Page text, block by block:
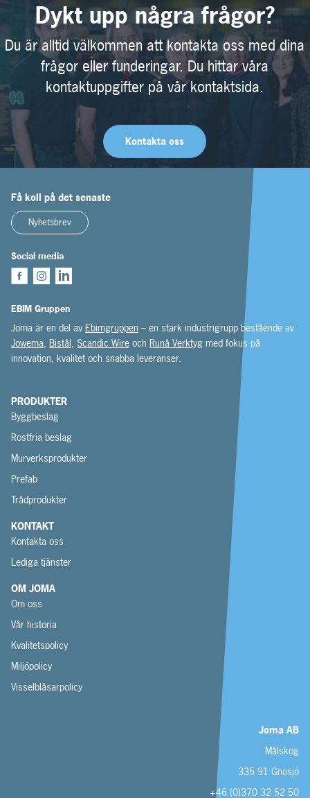
Dykt upp några frågor?
Du är alltid välkommen att kontakta oss med dina
frågor eller funderingar. Du hittar våra
kontaktuppgifter på vår kontaktsida.
Kontakta oss
Få koll på det senaste
Nyhetsbrev
Social media
EBIM Gruppen
Joma är en del av Ebimgruppen – en stark industrigrupp bestående av
Jowema, Bistål, Scandic Wire och Runå Verktyg med fokus på
innovation, kvalitet och snabba leveranser.
PRODUKTER
Byggbeslag
Rostfria beslag
Murverksprodukter
Prefab
Trådprodukter
KONTAKT
Kontakta oss
Lediga tjänster
OM JOMA
Om oss
Vår historia
Kvalitetspolicy
Miljöpolicy
Visselblåsarpolicy
Joma AB
Målskog
335 91 Gnosjö
+46 (0)370 32 52 50